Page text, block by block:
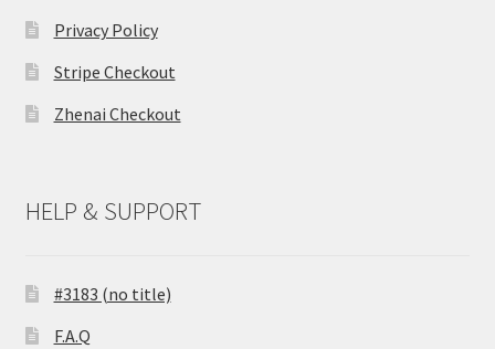
Privacy Policy
Stripe Checkout
Zhenai Checkout
HELP & SUPPORT
#3183 (no title)
F.A.Q